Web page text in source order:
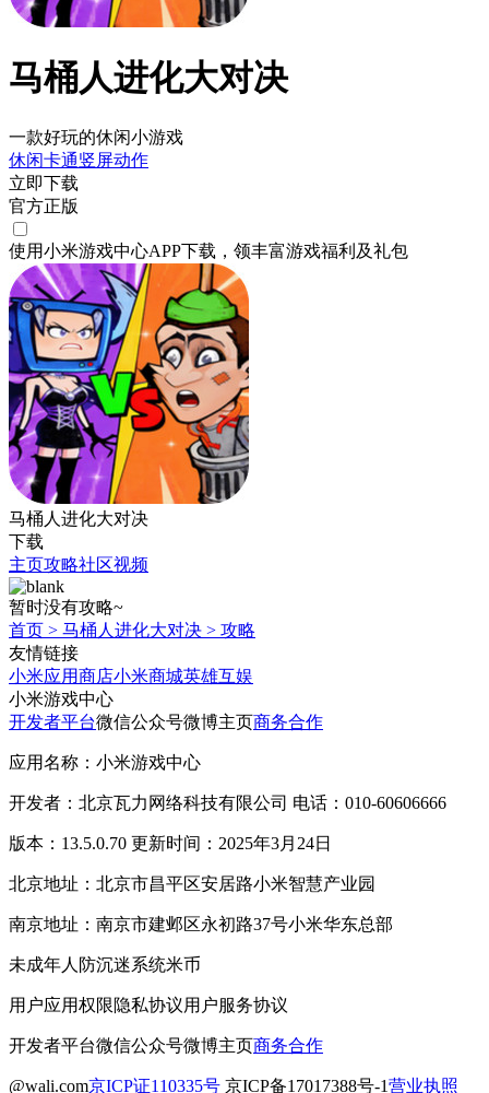
马桶人进化大对决
一款好玩的休闲小游戏
休闲卡通竖屏动作
立即下载
官方正版
使用小米游戏中心APP下载 ，领丰富游戏福利 及礼包
马桶人进化大对决
下载
主页攻略社区视频
暂时没有攻略~
首页 > 马桶人进化大对决 > 攻略
友情链接
小米应用商店小米商城英雄互娱
小米游戏中心
开发者平台微信公众号微博主页商务合作
应用名称：小米游戏中心
开发者：北京瓦力网络科技有限公司 电话：010-60606666
版本：13.5.0.70 更新时间：2025年3月24日
北京地址：北京市昌平区安居路小米智慧产业园
南京地址：南京市建邺区永初路37号小米华东总部
未成年人防沉迷系统米币
用户应用权限隐私协议用户服务协议
开发者平台微信公众号微博主页商务合作
@wali.com京ICP证110335号 京ICP备17017388号-1营业执照